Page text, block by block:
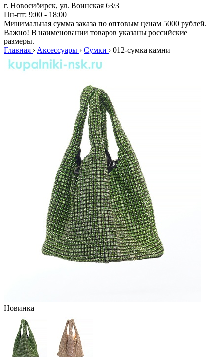
г. Новосибирск, ул. Воинская 63/3
Пн-пт: 9:00 - 18:00
Минимальная сумма заказа по оптовым ценам 5000 рублей.
Важно! В наименовании товаров указаны российские
размеры.
Главная › Аксессуары › Сумки › 012-сумка камни
Новинка